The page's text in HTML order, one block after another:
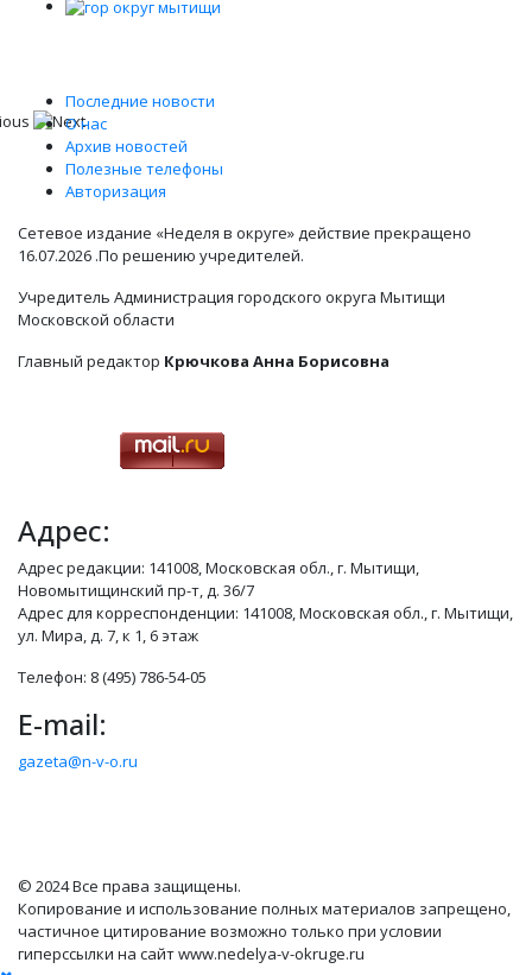
Последние новости
О нас
Архив новостей
Полезные телефоны
Авторизация
Сетевое издание «Неделя в округе» действие прекращено
16.07.2026 .По решению учредителей.
Учредитель Администрация городского округа Мытищи
Московской области
Главный редактор Крючкова Анна Борисовна
Адрес:
Адрес редакции: 141008, Московская обл., г. Мытищи,
Новомытищинский пр-т, д. 36/7
Адрес для корреспонденции: 141008, Московская обл., г. Мытищи,
ул. Мира, д. 7, к 1, 6 этаж
Телефон: 8 (495) 786-54-05
E-mail:
gazeta@n-v-o.ru
© 2024 Все права защищены.
Копирование и использование полных материалов запрещено,
частичное цитирование возможно только при условии
гиперссылки на сайт www.nedelya-v-okruge.ru